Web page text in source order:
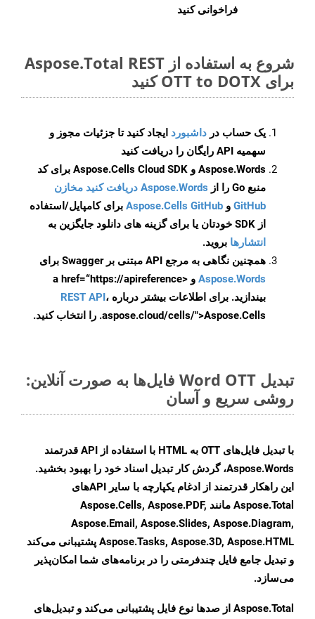
فراخوانی کنید
شروع به استفاده از Aspose.Total REST
برای OTT to DOTX کنید
یک حساب در داشبورد ایجاد کنید تا جزئیات مجوز و
سهمیه API رایگان را دریافت کنید
Aspose.Words و Aspose.Cells Cloud SDK برای کد
منبع Go را از
Aspose.Words دریافت کنید مخازن
GitHub و Aspose.Cells GitHub برای کامپایل/استفاده
از SDK خودتان یا برای گزینه های دانلود جایگزین به
انتشارها بروید.
همچنین نگاهی به مرجع API مبتنی بر Swagger برای
Aspose.Words
و <a href=“https://apireference
بیندازید. برای اطلاعات بیشتر درباره REST API،
.aspose.cloud/cells/">Aspose.Cells را انتخاب کنید.
تبدیل Word OTT فایل‌ها به صورت آنلاین:
روشی سریع و آسان
با تبدیل فایل‌های OTT به HTML با استفاده از API قدرتمند
Aspose.Words، گردش کار تبدیل اسناد خود را بهبود بخشید.
این راهکار قدرتمند از ادغام یکپارچه با سایر APIهای
Aspose.Total مانند Aspose.Cells, Aspose.PDF,
Aspose.Email, Aspose.Slides, Aspose.Diagram,
Aspose.Tasks, Aspose.3D, Aspose.HTML پشتیبانی می‌کند
و تبدیل جامع فایل چندفرمتی را در برنامه‌های شما امکان‌پذیر
می‌سازد.
Aspose.Total از صدها نوع فایل پشتیبانی می‌کند و تبدیل‌های